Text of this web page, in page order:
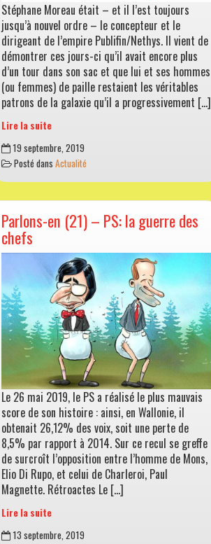
Stéphane Moreau était – et il l’est toujours
jusqu’à nouvel ordre – le concepteur et le
dirigeant de l’empire Publifin/Nethys. Il vient de
démontrer ces jours-ci qu’il avait encore plus
d’un tour dans son sac et que lui et ses hommes
(ou femmes) de paille restaient les véritables
patrons de la galaxie qu’il a progressivement […]
Lire la suite
Parlons-
en
(22)
–
Il
faut
arrêter
Moreau
19 septembre, 2019
Posté dans Actualité
Parlons-en (21) – PS: la guerre des
chefs
Le 26 mai 2019, le PS a réalisé le plus mauvais
score de son histoire : ainsi, en Wallonie, il
obtenait 26,12% des voix, soit une perte de
8,5% par rapport à 2014. Sur ce recul se greffe
de surcroît l’opposition entre l’homme de Mons,
Elio Di Rupo, et celui de Charleroi, Paul
Magnette. Rétroactes Le […]
Lire la suite
13 septembre, 2019